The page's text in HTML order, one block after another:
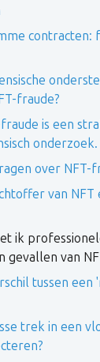
contracten:
fraude?
fraude is een
onderzoek.
over NFT-
van
ik
gevallen van
tussen een
trek in een